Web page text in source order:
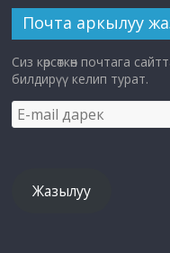
Почта аркылуу
Сиз көрсөткөн почтага
билдирүү келип турат.
E-
mail
Жазылуу